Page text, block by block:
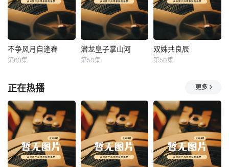
不争风月自逢春
不争风月自逢春
第60集
潜龙皇子掌山河
潜龙皇子掌山河
第50集
双姝共良辰
双姝共良辰
第50集
正在热播 更多